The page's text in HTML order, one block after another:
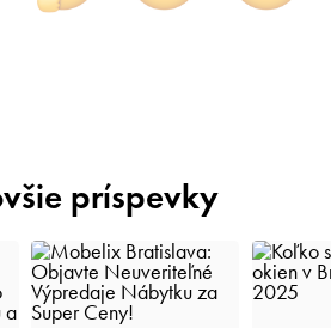
príspevky